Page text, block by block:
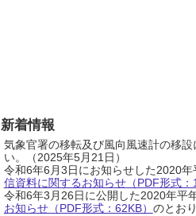
新着情報
気象官署の移転及び風向風速計の移
い。（2025年5月21日）
令和6年6月3日にお知らせした2020
信資料に関するお知らせ（PDF形式：
令和6年3月26日に公開した2020年平
お知らせ（PDF形式：62KB） のとお